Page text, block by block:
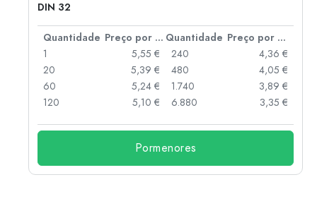
DIN 32
Quantidade Preço por peça Quantidade
Preço por peça
1
5,55 €
20
5,39 €
60
5,24 €
120
5,10 €
240
4,36 €
480
4,05 €
1.740
3,89 €
6.880
3,35 €
Pormenores